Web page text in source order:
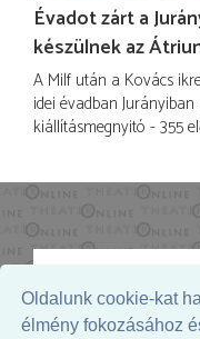
Oldalunk cookie-kat
élmény fokozásához
Évadot zárt a
készülnek az
A Milf után a Kovács
idei évadban
kiállításmegnyitó - 355
Az oldal